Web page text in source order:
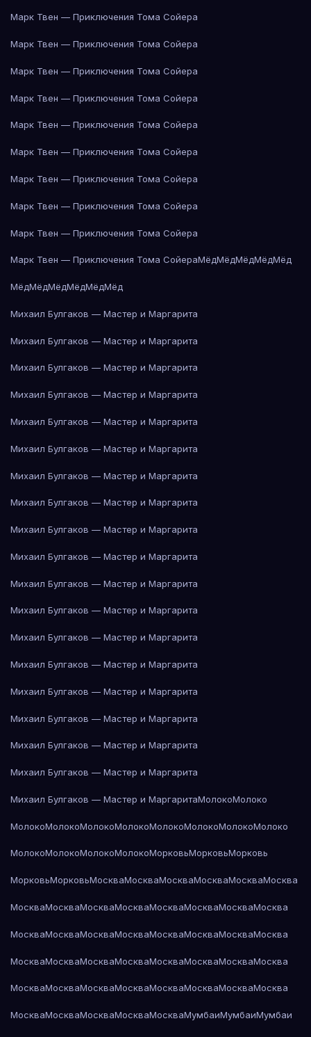
Марк Твен — Приключения Тома Сойера
Марк Твен — Приключения Тома Сойера
Марк Твен — Приключения Тома Сойера
Марк Твен — Приключения Тома Сойера
Марк Твен — Приключения Тома Сойера
Марк Твен — Приключения Тома Сойера
Марк Твен — Приключения Тома Сойера
Марк Твен — Приключения Тома Сойера
Марк Твен — Приключения Тома Сойера
Марк Твен — Приключения Тома СойераМёдМёдМёдМёдМёд
МёдМёдМёдМёдМёдМёд
Михаил Булгаков — Мастер и Маргарита
Михаил Булгаков — Мастер и Маргарита
Михаил Булгаков — Мастер и Маргарита
Михаил Булгаков — Мастер и Маргарита
Михаил Булгаков — Мастер и Маргарита
Михаил Булгаков — Мастер и Маргарита
Михаил Булгаков — Мастер и Маргарита
Михаил Булгаков — Мастер и Маргарита
Михаил Булгаков — Мастер и Маргарита
Михаил Булгаков — Мастер и Маргарита
Михаил Булгаков — Мастер и Маргарита
Михаил Булгаков — Мастер и Маргарита
Михаил Булгаков — Мастер и Маргарита
Михаил Булгаков — Мастер и Маргарита
Михаил Булгаков — Мастер и Маргарита
Михаил Булгаков — Мастер и Маргарита
Михаил Булгаков — Мастер и Маргарита
Михаил Булгаков — Мастер и Маргарита
Михаил Булгаков — Мастер и МаргаритаМолокоМолоко
МолокоМолокоМолокоМолокоМолокоМолокоМолокоМолоко
МолокоМолокоМолокоМолокоМорковьМорковьМорковь
МорковьМорковьМоскваМоскваМоскваМоскваМоскваМосква
МоскваМоскваМоскваМоскваМоскваМоскваМоскваМосква
МоскваМоскваМоскваМоскваМоскваМоскваМоскваМосква
МоскваМоскваМоскваМоскваМоскваМоскваМоскваМосква
МоскваМоскваМоскваМоскваМоскваМоскваМоскваМосква
МоскваМоскваМоскваМоскваМоскваМумбаиМумбаиМумбаи